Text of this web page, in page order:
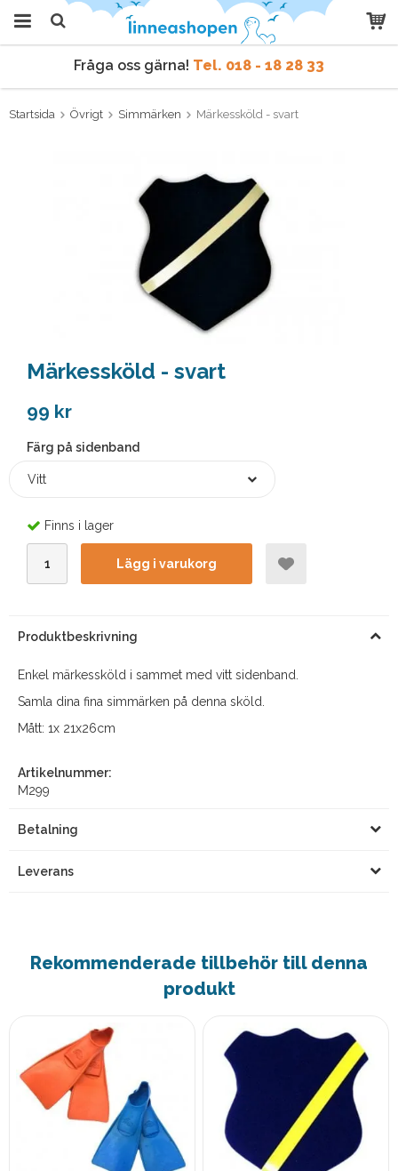
Produkten har blivit tillagd i
Fråga oss gärna! Tel. 018 - 18 28 33
Vi skickar samma dagvid order före kl 9 vardagar.
Vi skickar samma dag
vid order före kl 9 vardagar.
Startsida Övrigt Simmärken Märkessköld - svart
Märkessköld - svart
99 kr
Färg på sidenband
Vitt
Finns i lager
Lägg i varukorg
Produktbeskrivning
Enkel märkessköld i sammet med vitt sidenband.
Samla dina fina simmärken på denna sköld.
Mått: 1x 21x26cm
Artikelnummer:
M299
Betalning
Leverans
Rekommenderade tillbehör till denna
produkt